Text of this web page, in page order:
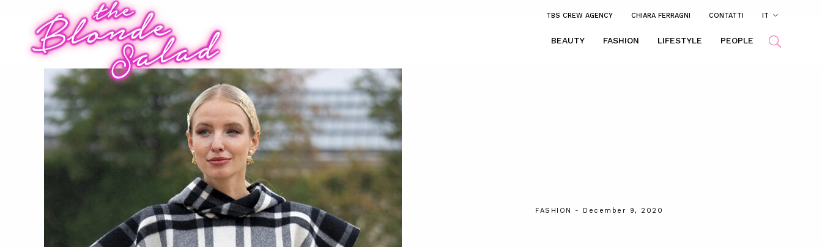
TBS CREW AGENCY CHIARA FERRAGNI CONTATTI IT
BEAUTY FASHION LIFESTYLE PEOPLE
FASHION - December 9, 2020